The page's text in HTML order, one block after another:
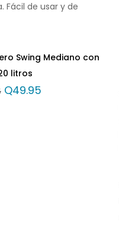
Fácil de usar y de
Swing Mediano con
litros
Q49.95